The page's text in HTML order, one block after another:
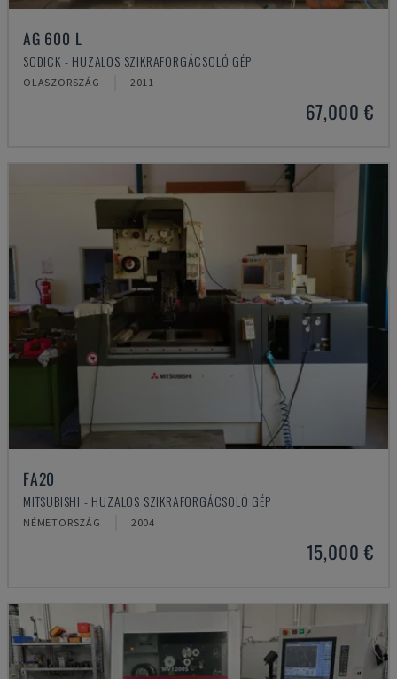
AG 600 L
SODICK - HUZALOS SZIKRAFORGÁCSOLÓ GÉP
OLASZORSZÁG 2011
67,000 €
FA20
MITSUBISHI - HUZALOS SZIKRAFORGÁCSOLÓ GÉP
NÉMETORSZÁG 2004
15,000 €